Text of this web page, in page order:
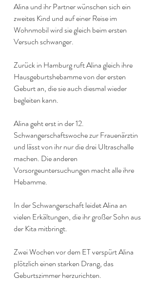
Alina und ihr Partner wünschen sich ein
zweites Kind und auf einer Reise im
Wohnmobil wird sie gleich beim ersten
Versuch schwanger.
Zurück in Hamburg ruft Alina gleich ihre
Hausgeburtshebamme von der ersten
Geburt an, die sie auch diesmal wieder
begleiten kann.
Alina geht erst in der 12.
Schwangerschaftswoche zur Frauenärztin
und lässt von ihr nur die drei Ultraschalle
machen. Die anderen
Vorsorgeuntersuchungen macht alle ihre
Hebamme.
In der Schwangerschaft leidet Alina an
vielen Erkältungen, die ihr großer Sohn aus
der Kita mitbringt.
Zwei Wochen vor dem ET verspürt Alina
plötzlich einen starken Drang, das
Geburtszimmer herzurichten.